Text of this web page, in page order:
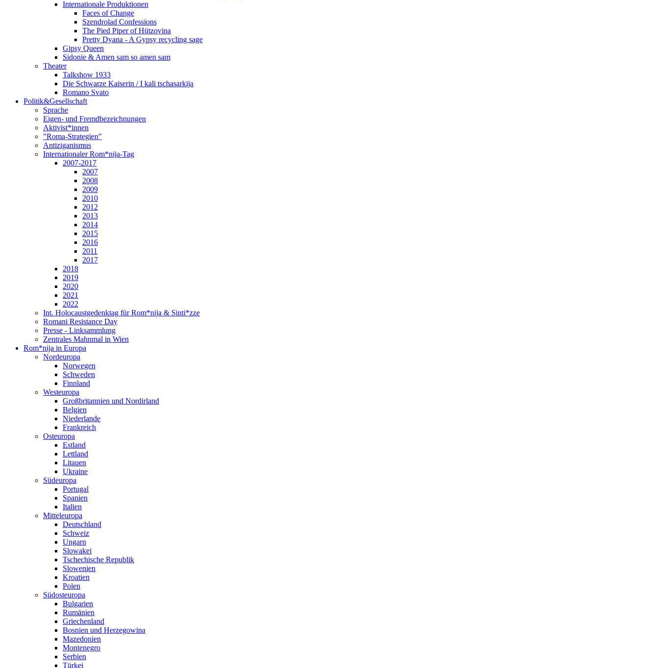
Internationale Produktionen
Faces of Change
Szendrolad Confessions
The Pied Piper of Hützovina
Pretty Dyana - A Gypsy recycling sage
Gipsy Queen
Sidonie & Amen sam so amen sam
Theater
Talkshow 1933
Die Schwarze Kaiserin / I kali tschasarkija
Romano Svato
Politik&Gesellschaft
Sprache
Eigen- und Fremdbezeichnungen
Aktivist*innen
"Roma-Strategien"
Antiziganismus
Internationaler Rom*nija-Tag
2007-2017
2007
2008
2009
2010
2012
2013
2014
2015
2016
2011
2017
2018
2019
2020
2021
2022
Int. Holocaustgedenktag für Rom*nija & Sinti*zze
Romani Resistance Day
Presse - Linksammlung
Zentrales Mahnmal in Wien
Rom*nija in Europa
Nordeuropa
Norwegen
Schweden
Finnland
Westeuropa
Großbritannien und Nordirland
Belgien
Niederlande
Frankreich
Osteuropa
Estland
Lettland
Litauen
Ukraine
Südeuropa
Portugal
Spanien
Italien
Mitteleuropa
Deutschland
Schweiz
Ungarn
Slowakei
Tschechische Republik
Slowenien
Kroatien
Polen
Südosteuropa
Bulgarien
Rumänien
Griechenland
Bosnien und Herzegowina
Mazedonien
Montenegro
Serbien
Türkei